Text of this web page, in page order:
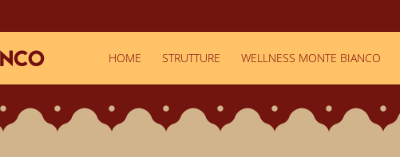
HOME STRUTTURE WELLNESS MONTE BIANCO